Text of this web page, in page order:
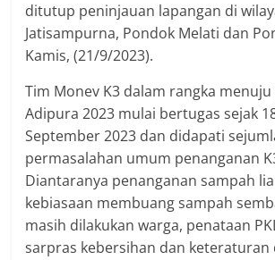
ditutup peninjauan lapangan di
Jatisampurna, Pondok Melati dan
Kamis, (21/9/2023).
Tim Monev K3 dalam rangka
Adipura 2023 mulai bertugas sejak
September 2023 dan didapati
permasalahan umum penanganan
Diantaranya penanganan sampah
kebiasaan membuang sampah
masih dilakukan warga, penataan
sarpras kebersihan dan keteraturan